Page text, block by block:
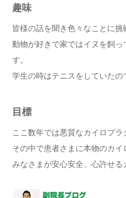
趣味
皆様の話を聞き色々なことに挑
動物が好きで家ではイヌを飼
す。
学生の時はテニスをしていたの
目標
ここ数年では悪質なカイロプラ
その中で患者さまに本物のカ
みなさまが安心安全、心許せる